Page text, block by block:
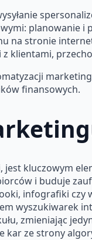
na stronie
z klientami,
finansowych.
kluczowym
i buduje
infografiki
wyszukiwarek
zmieniając
kar ze strony